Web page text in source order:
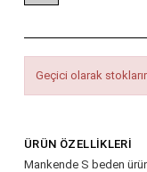
Geçici olarak
ÜRÜN ÖZELLIKLERI
Mankende S beden ürün